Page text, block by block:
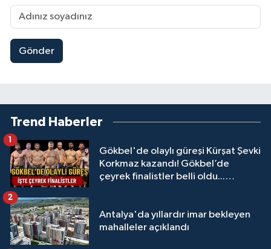
Gönder
Trend Haberler
Gökbel'de olaylı güreşi Kürşat Şevki
Korkmaz kazandı! Gökbel’de
çeyrek finalistler belli oldu...
1
Antalya'da yıllardır imar bekleyen
mahalleler açıklandı
2